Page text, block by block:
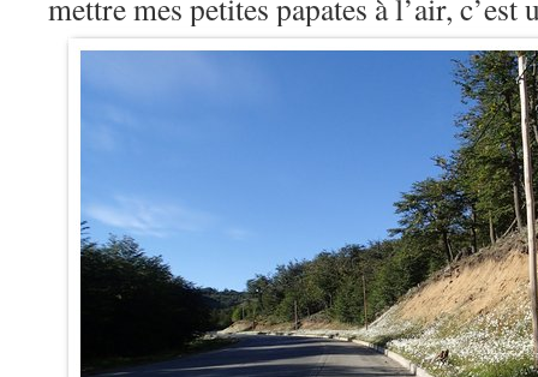
mettre mes petites papates à l’air,